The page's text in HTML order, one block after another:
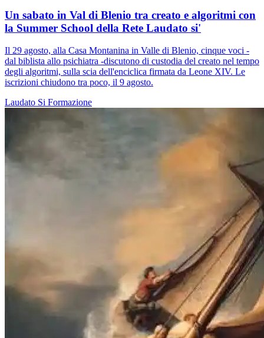
Un sabato in Val di Blenio tra creato e algoritmi con
la Summer School della Rete Laudato si'
Il 29 agosto, alla Casa Montanina in Valle di Blenio, cinque voci -
dal biblista allo psichiatra -discutono di custodia del creato nel tempo
degli algoritmi, sulla scia dell'enciclica firmata da Leone XIV. Le
iscrizioni chiudono tra poco, il 9 agosto.
Laudato Si Formazione